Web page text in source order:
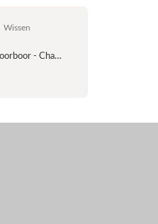
Wissen
Button half doorboor - Champagne kleurig - Zoetwaterparel - 11.5 mm